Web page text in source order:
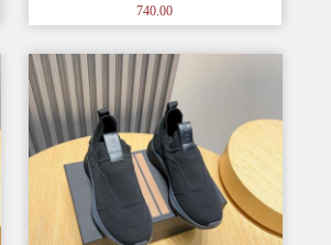
典休闲鞋，以细节和创造力赢
740.00